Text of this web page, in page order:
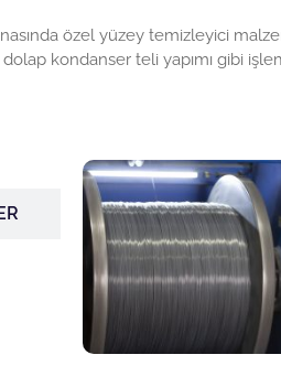
özel yüzey temizleyici
kondanser teli yapımı gibi